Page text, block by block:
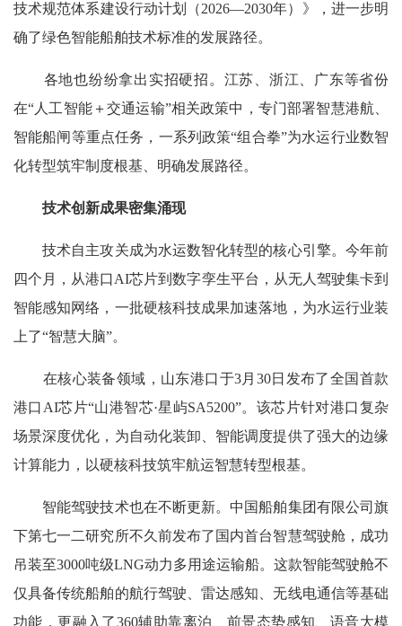
技术规范体系建设行动计划（2026—2030年）》，进一步明
确了绿色智能船舶技术标准的发展路径。
各地也纷纷拿出实招硬招。江苏、浙江、广东等省份
在“人工智能＋交通运输”相关政策中，专门部署智慧港航、
智能船闸等重点任务，一系列政策“组合拳”为水运行业数智
化转型筑牢制度根基、明确发展路径。
技术创新成果密集涌现
技术自主攻关成为水运数智化转型的核心引擎。今年前
四个月，从港口AI芯片到数字孪生平台，从无人驾驶集卡到
智能感知网络，一批硬核科技成果加速落地，为水运行业装
上了“智慧大脑”。
在核心装备领域，山东港口于3月30日发布了全国首款
港口AI芯片“山港智芯·星屿SA5200”。该芯片针对港口复杂
场景深度优化，为自动化装卸、智能调度提供了强大的边缘
计算能力，以硬核科技筑牢航运智慧转型根基。
智能驾驶技术也在不断更新。中国船舶集团有限公司旗
下第七一二研究所不久前发布了国内首台智慧驾驶舱，成功
吊装至3000吨级LNG动力多用途运输船。这款智能驾驶舱不
仅具备传统船舶的航行驾驶、雷达感知、无线电通信等基础
功能，更融入了360辅助靠离泊、前景态势感知、语音大模